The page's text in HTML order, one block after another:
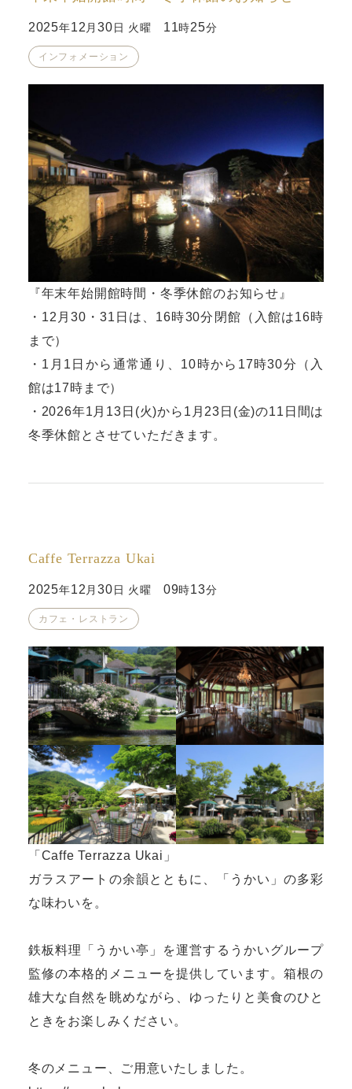
2025年12 月30 日 火曜 11時25分
インフォメーション
『年末年始開館時間・冬季休館のお知らせ』
・12月30・31日は、16時30分閉館（入館は16時
まで）
・1月1日から通常通り、10時から17時30分（入
館は17時まで）
・2026年1月13日(火)から1月23日(金)の11日間は
冬季休館とさせていただきます。
Caffe Terrazza Ukai
2025年12 月30 日 火曜 09時13分
カフェ・レストラン
「Caffe Terrazza Ukai」
ガラスアートの余韻とともに、「うかい」の多彩
な味わいを。
鉄板料理「うかい亭」を運営するうかいグループ
監修の本格的メニューを提供しています。箱根の
雄大な自然を眺めながら、ゆったりと美食のひと
ときをお楽しみください。
冬のメニュー、ご用意いたしました。